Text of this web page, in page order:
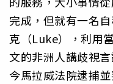
完成，但就有一名
克（Luke），利用
文的非洲人講歧視
今馬拉威法院逮捕